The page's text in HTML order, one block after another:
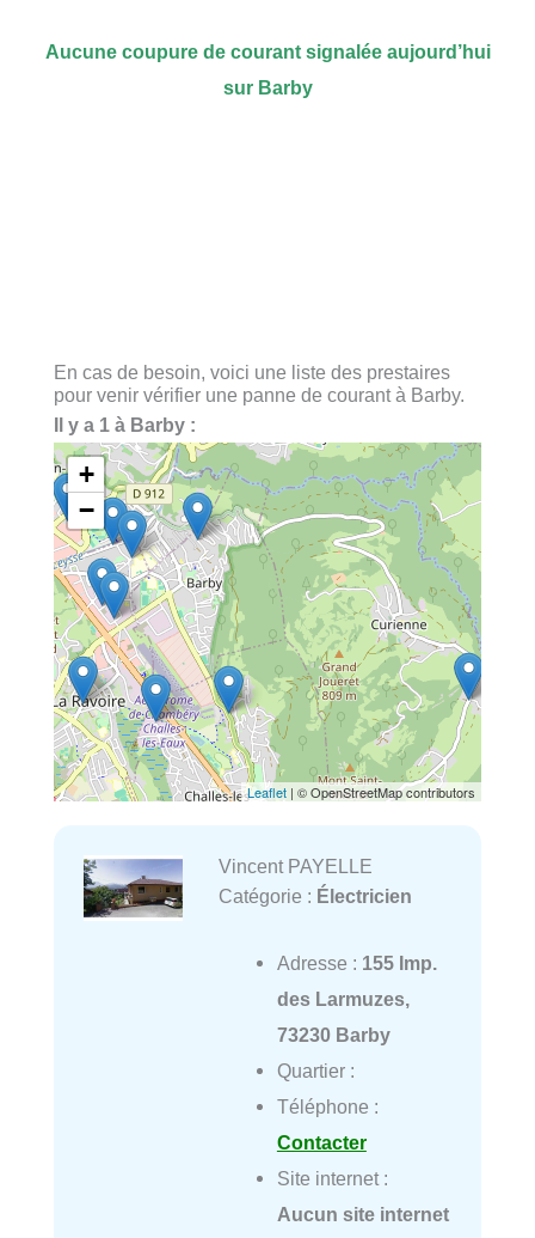
Aucune coupure de courant signalée aujourd’hui
sur Barby
En cas de besoin, voici une liste des prestaires
pour venir vérifier une panne de courant à Barby.
Il y a 1 à Barby :
+
−
Leaflet | © OpenStreetMap contributors
Vincent PAYELLE
Catégorie : Électricien
Adresse : 155 Imp.
des Larmuzes,
73230 Barby
Quartier :
Téléphone :
Contacter
Site internet :
Aucun site internet